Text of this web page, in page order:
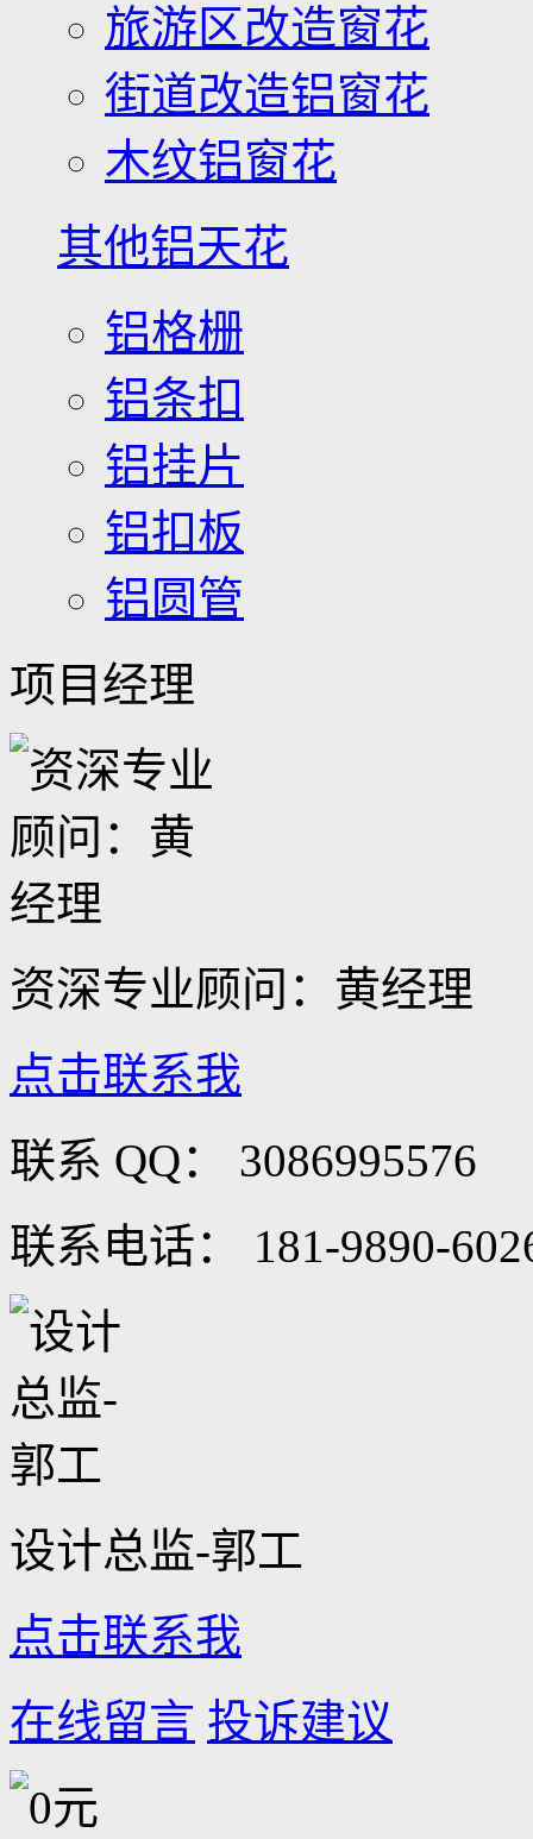
旅游区改造窗花
街道改造铝窗花
木纹铝窗花
其他铝天花
铝格栅
铝条扣
铝挂片
铝扣板
铝圆管
项目经理
资深专业顾问：黄经理
点击联系我
联系 QQ：
3086995576
联系电话：
181-9890-
设计总监-郭工
点击联系我
在线留言 投诉建议